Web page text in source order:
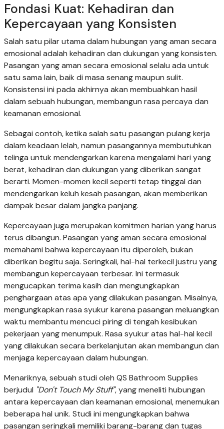
Fondasi Kuat: Kehadiran dan
Kepercayaan yang Konsisten
Salah satu pilar utama dalam hubungan yang aman secara
emosional adalah kehadiran dan dukungan yang konsisten.
Pasangan yang aman secara emosional selalu ada untuk
satu sama lain, baik di masa senang maupun sulit.
Konsistensi ini pada akhirnya akan membuahkan hasil
dalam sebuah hubungan, membangun rasa percaya dan
keamanan emosional.
Sebagai contoh, ketika salah satu pasangan pulang kerja
dalam keadaan lelah, namun pasangannya membutuhkan
telinga untuk mendengarkan karena mengalami hari yang
berat, kehadiran dan dukungan yang diberikan sangat
berarti. Momen-momen kecil seperti tetap tinggal dan
mendengarkan keluh kesah pasangan, akan memberikan
dampak besar dalam jangka panjang.
Kepercayaan juga merupakan komitmen harian yang harus
terus dibangun. Pasangan yang aman secara emosional
memahami bahwa kepercayaan itu diperoleh, bukan
diberikan begitu saja. Seringkali, hal-hal terkecil justru yang
membangun kepercayaan terbesar. Ini termasuk
mengucapkan terima kasih dan mengungkapkan
penghargaan atas apa yang dilakukan pasangan. Misalnya,
mengungkapkan rasa syukur karena pasangan meluangkan
waktu membantu mencuci piring di tengah kesibukan
pekerjaan yang menumpuk. Rasa syukur atas hal-hal kecil
yang dilakukan secara berkelanjutan akan membangun dan
menjaga kepercayaan dalam hubungan.
Menariknya, sebuah studi oleh QS Bathroom Supplies
berjudul "Don't Touch My Stuff", yang meneliti hubungan
antara kepercayaan dan keamanan emosional, menemukan
beberapa hal unik. Studi ini mengungkapkan bahwa
pasangan seringkali memiliki barang-barang dan tugas